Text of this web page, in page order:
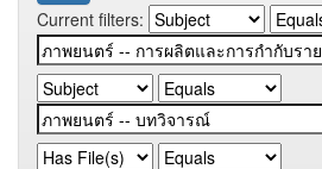
Current filters: